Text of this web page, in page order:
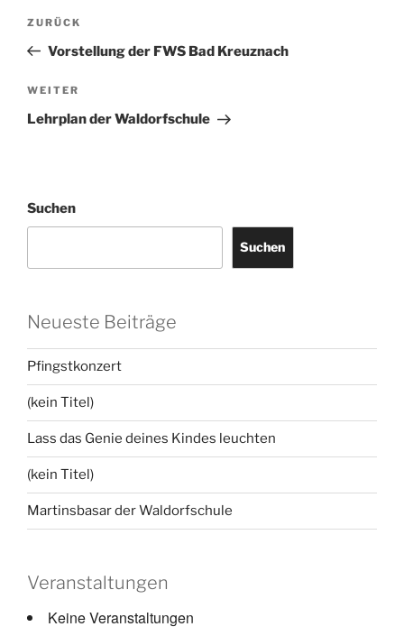
Beitragsnavigation
Vorheriger
Beitrag
ZURÜCK
Vorstellung der FWS Bad Kreuznach
Nächster
Beitrag
WEITER
Lehrplan der Waldorfschule
Suchen
Suchen
Neueste Beiträge
Pfingstkonzert
(kein Titel)
Lass das Genie deines Kindes leuchten
(kein Titel)
Martinsbasar der Waldorfschule
Veranstaltungen
Keine Veranstaltungen